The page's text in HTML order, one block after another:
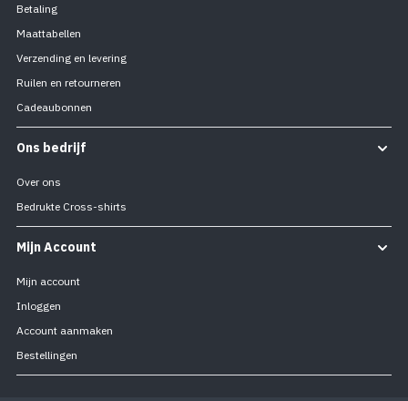
Betaling
Maattabellen
Verzending en levering
Ruilen en retourneren
Cadeaubonnen
Ons bedrijf
Over ons
Bedrukte Cross-shirts
Mijn Account
Mijn account
Inloggen
Account aanmaken
Bestellingen